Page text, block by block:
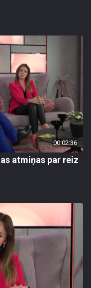
00:02:36
atmiņas par reiz